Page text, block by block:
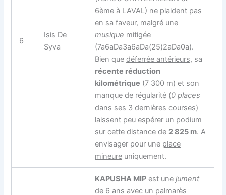
6
Isis De
Syva
6ème à LAVAL) ne plaident pas
en sa faveur, malgré une
musique mitigée
(7a6aDa3a6aDa(25)2aDa0a).
Bien quedéferrée antérieurs, sa
récente réduction
kilométrique (7 300 m) et son
manque de régularité (0 places
dans ses 3 dernières courses)
laissent peu espérer un podium
sur cette distance de 2 825 m. A
envisager pour une place
mineure uniquement.
KAPUSHA MIP est unejument
de 6 ans avec un palmarès